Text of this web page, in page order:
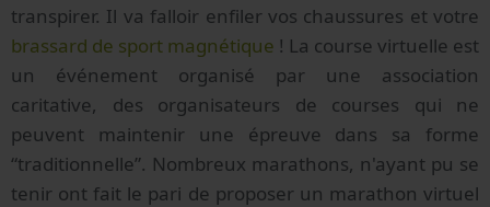
transpirer. Il va falloir enfiler vos chaussures et votre
brassard de sport magnétique ! La course virtuelle est
un événement organisé par une association
caritative, des organisateurs de courses qui ne
peuvent maintenir une épreuve dans sa forme
“traditionnelle”. Nombreux marathons, n'ayant pu se
tenir ont fait le pari de proposer un marathon virtuel